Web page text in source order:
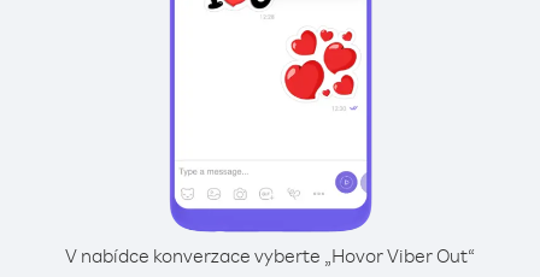
V nabídce konverzace vyberte „Hovor Viber Out“